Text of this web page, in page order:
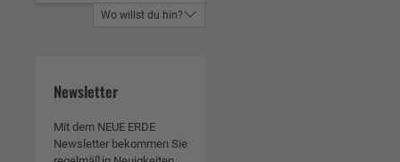
Wo willst du hin?
Newsletter
Mit dem NEUE ERDE
Newsletter bekommen Sie